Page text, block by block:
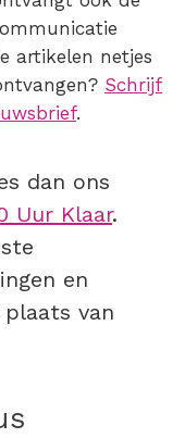
artikelen netjes
Schrijf
.
dan ons
Uur Klaar.
en
van